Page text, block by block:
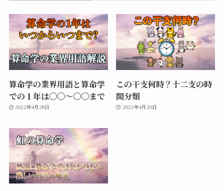
算命学の業界用語と算命学
での１年は〇〇〜〇〇まで
2022年4月28日
この干支何時？十二支の時
間分類
2022年4月20日